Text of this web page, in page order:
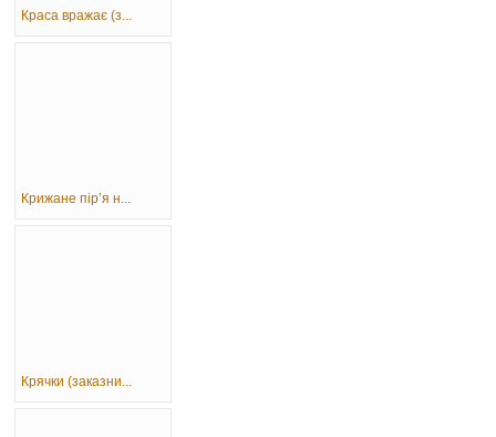
Краса вражає (з...
Крижане пір’я н...
Крячки (заказни...